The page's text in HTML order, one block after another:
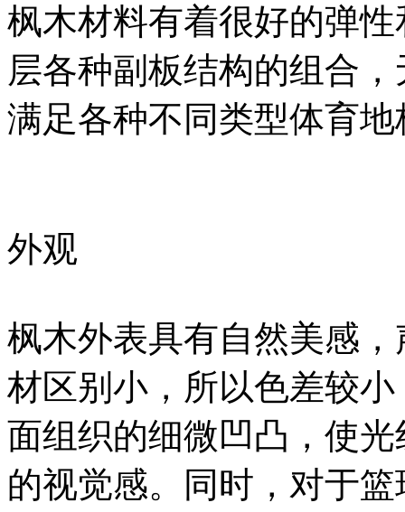
枫木材料有着很好的弹
层各种副板结构的组合
满足各种不同类型体育
外观
枫木外表具有自然美感
材区别小，所以色差较
面组织的细微凹凸，使
的视觉感。同时，对于